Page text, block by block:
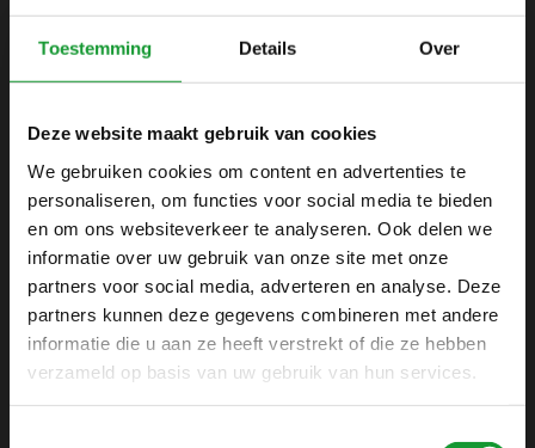
Toestemming Details Over
Deze website maakt gebruik van cookies
We gebruiken cookies om content en advertenties te
personaliseren, om functies voor social media te bieden
en om ons websiteverkeer te analyseren. Ook delen we
informatie over uw gebruik van onze site met onze
partners voor social media, adverteren en analyse. Deze
partners kunnen deze gegevens combineren met andere
informatie die u aan ze heeft verstrekt of die ze hebben
verzameld op basis van uw gebruik van hun services.
SHIRTSUPPLIER.NL
Webshop voor mannen
Zijlijnstraat 24
1433 DC
+31 6 42 52 32 80
+31 6 42 52 32 80